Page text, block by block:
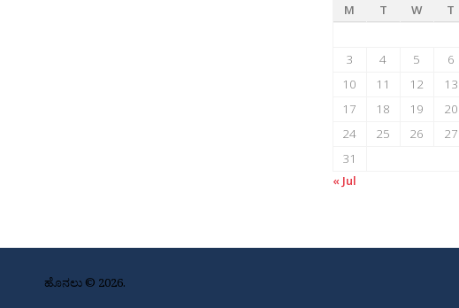
M
T W T
3
4 5 6
10
11 12 13
17
18 19 20
24
25 26 27
31
« Jul
ಹೊನಲು © 2026.